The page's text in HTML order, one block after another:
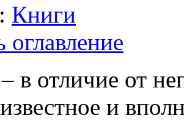
Книги
оглавление
в отличие от
и